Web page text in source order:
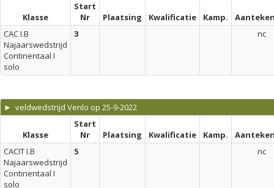
Klasse
Start
Nr
Plaatsing Kwalificatie Kamp.
CAC I.B
Najaarswedstrijd
Continentaal I
solo
3 nc
► veldwedstrijd Venlo op 25-9-2022
Klasse
Start
Nr
Plaatsing Kwalificatie Kamp.
CACIT I.B
Najaarswedstrijd
Continentaal I
solo
5 nc